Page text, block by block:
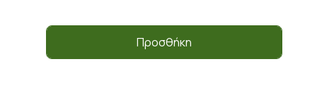
Προσθήκη